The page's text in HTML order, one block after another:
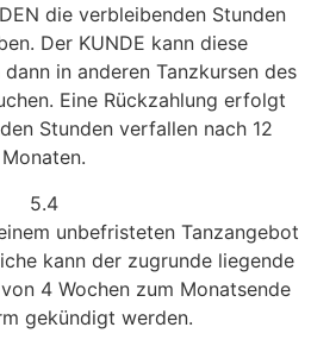
die verbleibenden Stunden
Der KUNDE kann diese
in anderen Tanzkursen des
Eine Rückzahlung erfolgt
Stunden verfallen nach 12
Monaten.
5.4
unbefristeten Tanzangebot
kann der zugrunde liegende
4 Wochen zum Monatsende
gekündigt werden.